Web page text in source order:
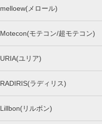
melloew(メロール)
Motecon(モテコン/超モテコン)
URIA(ユリア)
RADIRIS(ラディリス)
Lillbon(リルボン)